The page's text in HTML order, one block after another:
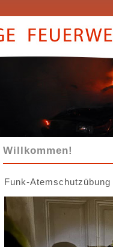
Willkommen!
Funk-